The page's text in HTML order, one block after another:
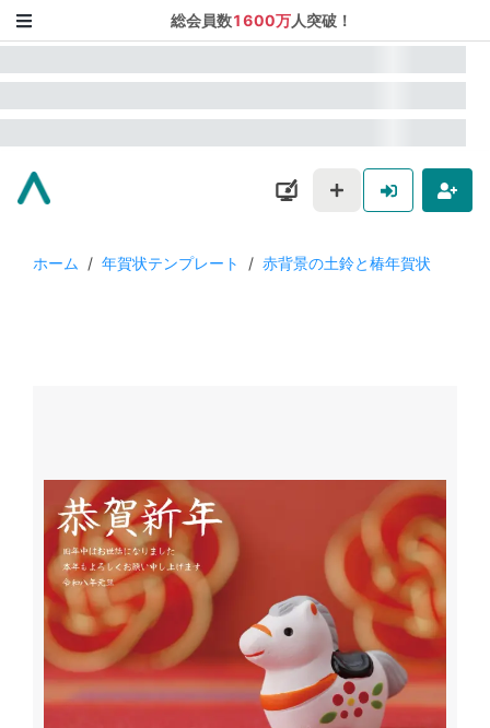
総会員数1600万人突破！
ホーム / 年賀状テンプレート / 赤背景の土鈴と椿年賀状